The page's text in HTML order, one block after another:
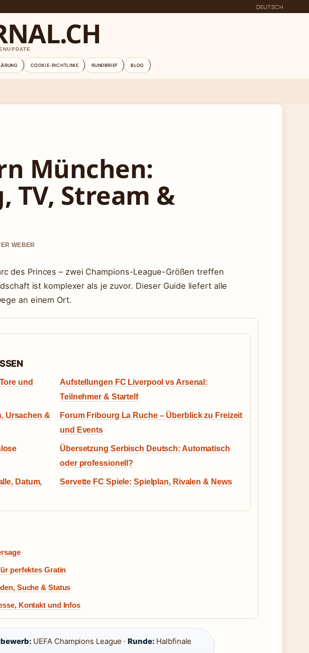
DEUTSCH
COOKIE-RICHTLINIE RUNDBRIEF BLOG
München:
TV, Stream &
WEBER
des Princes – zwei Champions-League-Größen treffen
ist komplexer als je zuvor. Dieser Guide liefert alle
an einem Ort.
und
Aufstellungen FC Liverpool vs Arsenal:
Teilnehmer & Startelf
Ursachen &
Forum Fribourg La Ruche – Überblick zu Freizeit
und Events
Übersetzung Serbisch Deutsch: Automatisch
oder professionell?
Datum,
Servette FC Spiele: Spielplan, Rivalen & News
perfektes Gratin
Suche & Status
Kontakt und Infos
UEFA Champions League ·Runde: Halbfinale